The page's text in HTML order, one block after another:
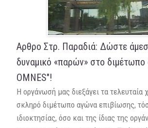
Αρθρο Στρ. Παραδιά: Δώστε
δυναμικό «παρών» στο διμέτωπο
OMNES"!
Η οργάνωσή μας διεξάγει τα τελευταία
σκληρό διμέτωπο αγώνα επιβίωσης,
ιδιοκτησίας, όσο και της ίδιας της